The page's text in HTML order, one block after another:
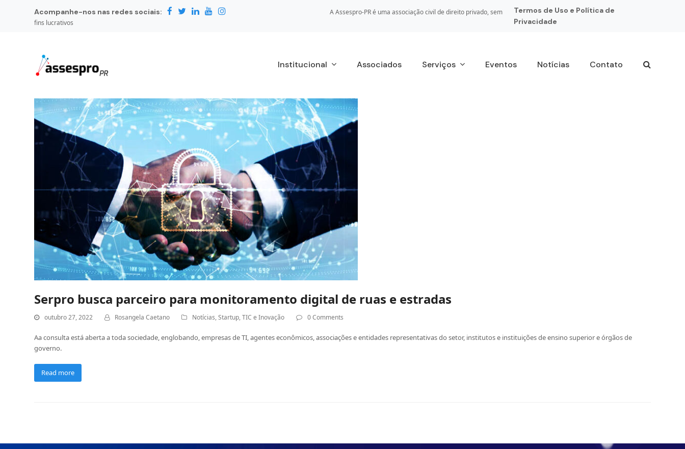
Acompanhe-nos nas redes sociais:
A Assespro-PR é uma associação civil de direito privado, sem
fins lucrativos
Termos de Uso e Política de
Privacidade
Institucional Associados Serviços Eventos Notícias Contato
Serpro busca parceiro para monitoramento digital de ruas e estradas
outubro 27, 2022 Rosangela Caetano Notícias,Startup,TIC e Inovação 0 Comments
Aa consulta está aberta a toda sociedade, englobando, empresas de TI, agentes econômicos, associações e entidades representativas do setor, institutos e instituições de ensino superior e órgãos de
governo.
Read more